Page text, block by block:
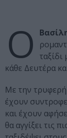
Ο
κάθε Δευτέρα
Με την
έχουν
και έχουν
θα αγγίξει τις